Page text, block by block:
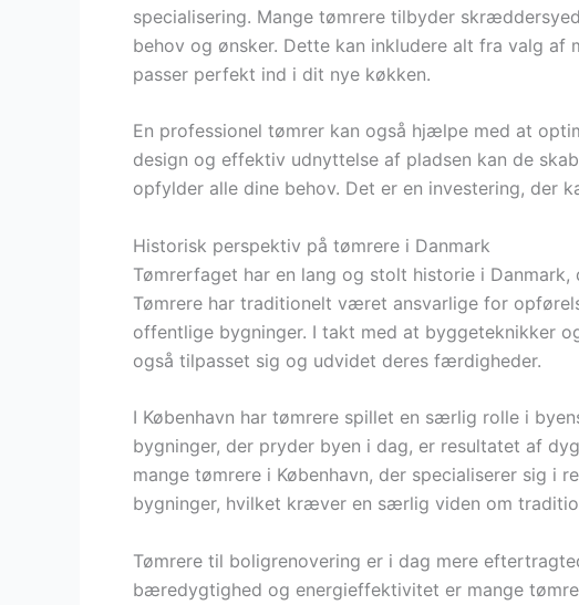
specialisering. Mange tømrere tilbyder
behov og ønsker. Dette kan inkludere alt fra valg af
passer perfekt ind i dit nye køkken.
En professionel tømrer kan også hjælpe med at
design og effektiv udnyttelse af pladsen kan de
opfylder alle dine behov. Det er en investering, der
Historisk perspektiv på tømrere i Danmark
Tømrerfaget har en lang og stolt historie i
Tømrere har traditionelt været ansvarlige for
offentlige bygninger. I takt med at byggeteknikker
også tilpasset sig og udvidet deres færdigheder.
I København har tømrere spillet en særlig rolle i
bygninger, der pryder byen i dag, er resultatet af
mange tømrere i København, der specialiserer sig i
bygninger, hvilket kræver en særlig viden om
Tømrere til boligrenovering er i dag mere
bæredygtighed og energieffektivitet er mange